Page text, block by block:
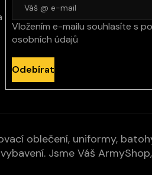
Vložením e-mailu souhlasíte s
osobních údajů
Odebírat
oblečení, uniformy,
Jsme Váš